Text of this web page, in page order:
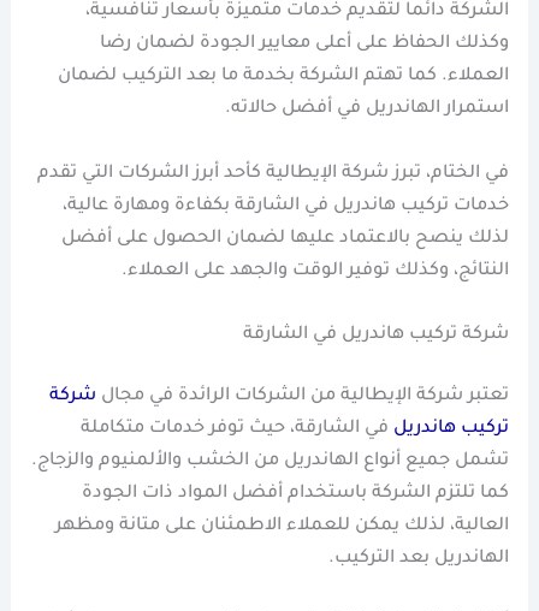
الشركة دائما لتقديم خدمات متميزة بأسعار تنافسية،
وكذلك الحفاظ على أعلى معايير الجودة لضمان رضا
العملاء. كما تهتم الشركة بخدمة ما بعد التركيب لضمان
استمرار الهاندريل في أفضل حالاته.
في الختام، تبرز شركة الإيطالية كأحد أبرز الشركات التي تقدم
خدمات تركيب هاندريل في الشارقة بكفاءة ومهارة عالية،
لذلك ينصح بالاعتماد عليها لضمان الحصول على أفضل
النتائج، وكذلك توفير الوقت والجهد على العملاء.
شركة تركيب هاندريل في الشارقة
تعتبر شركة الإيطالية من الشركات الرائدة في مجال شركة
تركيب هاندريل في الشارقة، حيث توفر خدمات متكاملة
تشمل جميع أنواع الهاندريل من الخشب والألمنيوم والزجاج.
كما تلتزم الشركة باستخدام أفضل المواد ذات الجودة
العالية، لذلك يمكن للعملاء الاطمئنان على متانة ومظهر
الهاندريل بعد التركيب.